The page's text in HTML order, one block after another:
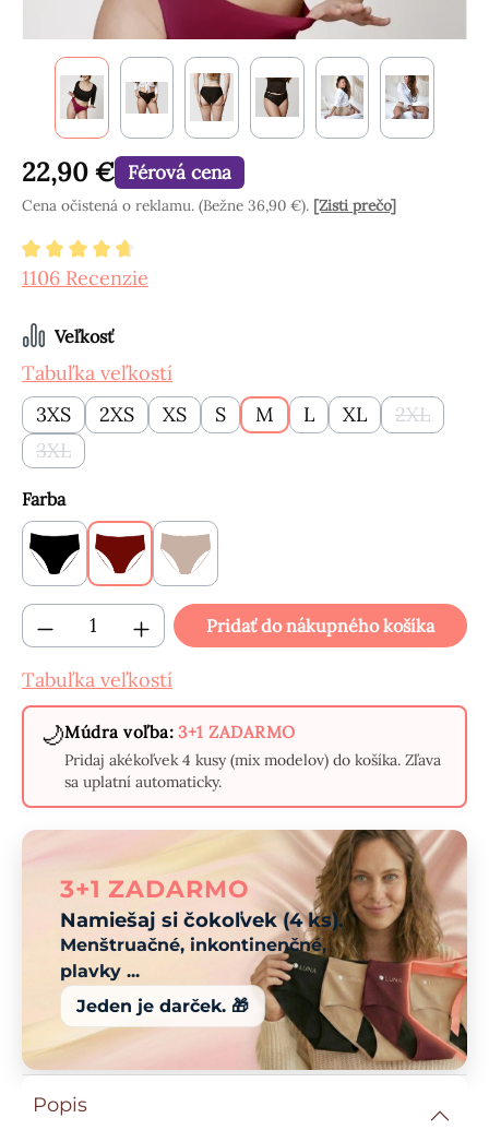
22,90 € Férová cena
Cena očistená o reklamu. (Bežne 36,90 €). [Zisti prečo]
Priemerné hodnotenie 4.8 z 5 hviezdičiek
1106 Recenzie
Vyberte
Veľkosť
Tabuľka veľkostí
3XS
2XS XS S M L XL 2XL
(Táto
3XL
(Táto možnosť momentálne nie je k dispozícii.)
Vyberte
Farba
Čierne BordovéBéžové
Množstvo produktu: Zadajte požadované
Pridať do nákupného košíka
Tabuľka veľkostí
🌙Múdra voľba: 3+1 ZADARMO
Pridaj akékoľvek 4 kusy (mix modelov) do košíka. Zľava
sa uplatní automaticky.
3+1 ZADARMO
Namiešaj si čokoľvek (4 ks).
Menštruačné, inkontinenčné,
plavky ...
Jeden je darček. 🎁
Popis